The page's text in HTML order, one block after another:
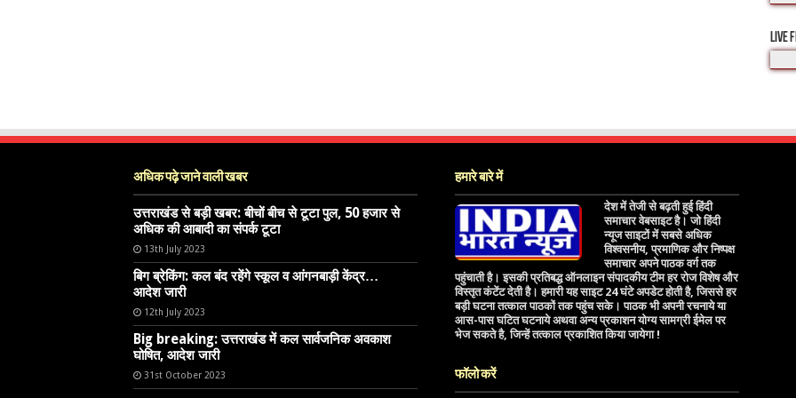
LIVE
अधिक पढ़े जाने वाली खबर
उत्तराखंड से बड़ी खबर: बीचों बीच से टूटा पुल, 50 हजार से
अधिक की आबादी का संपर्क टूटा
13th July 2023
बिग ब्रेकिंग: कल बंद रहेंगे स्कूल व आंगनबाड़ी केंद्र…
आदेश जारी
12th July 2023
Big breaking: उत्तराखंड में कल सार्वजनिक अवकाश
घोषित, आदेश जारी
31st October 2023
हमारे बारे में
देश में तेजी से बढ़ती हुई हिंदी
समाचार वेबसाइट है। जो हिंदी
न्यूज साइटों में सबसे अधिक
विश्वसनीय, प्रमाणिक और निष्पक्ष
समाचार अपने पाठक वर्ग तक
पहुंचाती है। इसकी प्रतिबद्ध ऑनलाइन संपादकीय टीम हर रोज विशेष और
विस्तृत कंटेंट देती है। हमारी यह साइट 24 घंटे अपडेट होती है, जिससे हर
बड़ी घटना तत्काल पाठकों तक पहुंच सके। पाठक भी अपनी रचनाये या
आस-पास घटित घटनाये अथवा अन्य प्रकाशन योग्य सामग्री ईमेल पर
भेज सकते है, जिन्हें तत्काल प्रकाशित किया जायेगा !
फॉलो करें